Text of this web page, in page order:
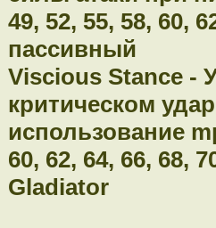
49, 52, 55, 58, 60,
пассивный
Viscious Stance -
критическом
использование
60, 62, 64, 66, 68,
Gladiator